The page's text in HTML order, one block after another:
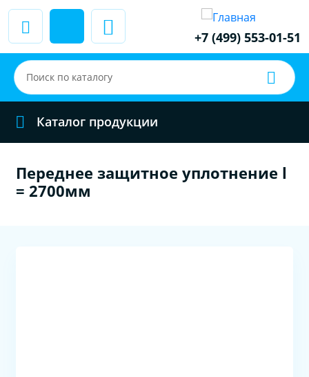
+7 (499) 553-01-51
Каталог продукции
Переднее защитное уплотнение l
= 2700мм